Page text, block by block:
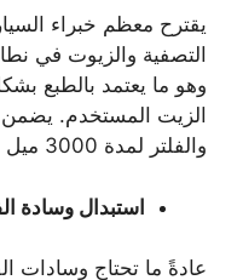
يقترح معظم خبراء
وهو ما يعتمد بالطبع
الزيت المستخدم. يضمن
والفلتر لمدة 3000 ميل أو 90 يومًا أخرى.
استبدال وسادة